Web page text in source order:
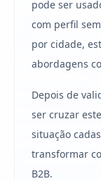
pode ser
com perfil
por cidade,
abordagens
Depois de
ser cruzar
situação
transformar
B2B.